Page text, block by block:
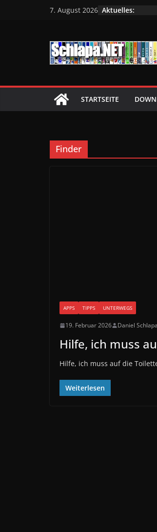
7. August 2026 Aktuelles:
STARTSEITE
Finder
APPS TIPPS UNTERWEGS
19. Februar 2026 Daniel Schlapa
Hilfe, ich muss
Hilfe, ich muss auf die
Weiterlesen